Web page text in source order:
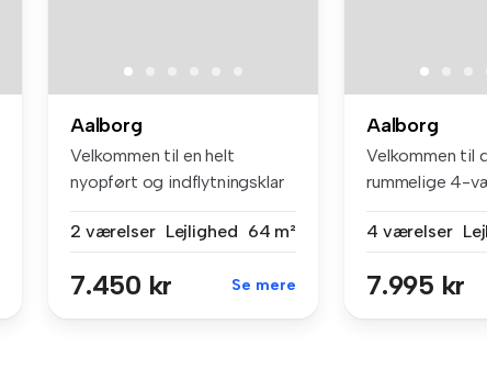
Aalborg
Velkommen til en helt
nyopført og indflytningsklar
2 værelser Lejlighed 64 m²
7.450 kr Se mere
Aalborg
Velkommen til
rummelige 4-
4 værelser
7.995 kr